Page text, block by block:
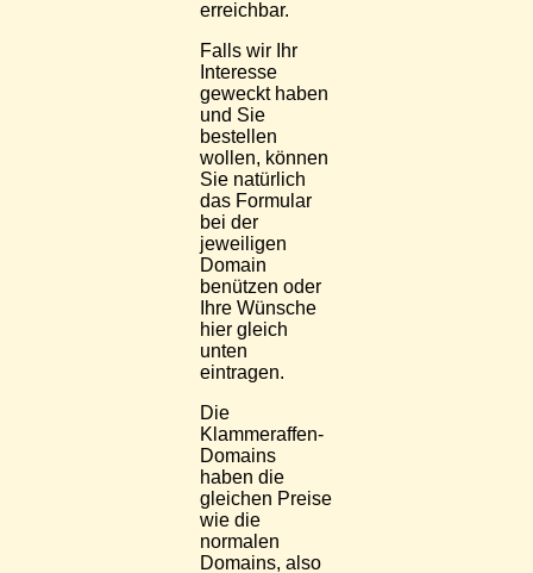
erreichbar.
Falls wir Ihr
Interesse
geweckt haben
und Sie
bestellen
wollen, können
Sie natürlich
das Formular
bei der
jeweiligen
Domain
benützen oder
Ihre Wünsche
hier gleich
unten
eintragen.
Die
Klammeraffen-
Domains
haben die
gleichen Preise
wie die
normalen
Domains, also